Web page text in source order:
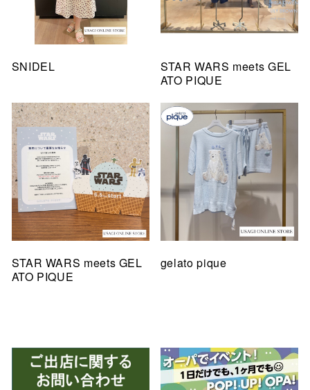
SNIDEL
STAR WARS meets GEL
ATO PIQUE
STAR WARS meets GEL
ATO PIQUE
gelato pique